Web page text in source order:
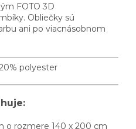
FOTO 3D
Obliečky sú
ani po viacnásobnom
polyester
o rozmere 140 x 200 cm